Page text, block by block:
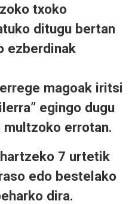
txoko
ditugu bertan
ezberdinak
magoak iritsi
egingo dugu
multzoko errotan.
7 urtetik
edo bestelako
dira.